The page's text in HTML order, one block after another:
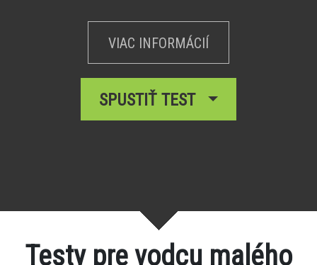
VIAC INFORMÁCIÍ
SPUSTIŤ TEST
Testy pre vodcu malého